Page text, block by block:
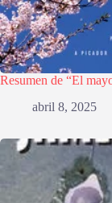
Resumen de “El
abril 8, 2025